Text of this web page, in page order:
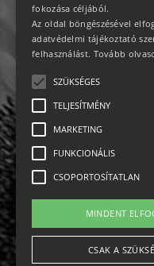
fokozása céljából.
Az oldal böngészésével
adatvédelmi tájékoztató
felhasználást. Tovább
SZÜKSÉGES
TELJESÍTMÉNY
MARKETING
FUNKCIONÁLIS
CSOPORTOSÍTATLAN
MINDENT
CSAK A